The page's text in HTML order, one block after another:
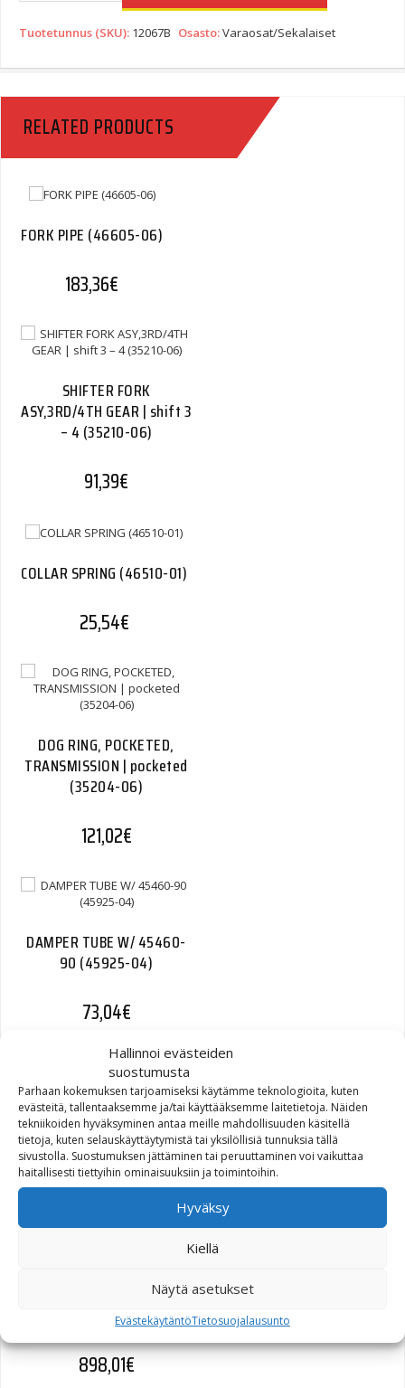
Hallinnoi evästeiden
suostumusta
Parhaan kokemuksen tarjoamiseksi käytämme teknologioita, kuten
evästeitä, tallentaaksemme ja/tai käyttääksemme laitetietoja. Näiden
tekniikoiden hyväksyminen antaa meille mahdollisuuden käsitellä
tietoja, kuten selauskäyttäytymistä tai yksilöllisiä tunnuksia tällä
sivustolla. Suostumuksen jättäminen tai peruuttaminen voi vaikuttaa
haitallisesti tiettyihin ominaisuuksiin ja toimintoihin.
Hyväksy
Kiellä
Näytä asetukset
EvästekäytäntöTietosuojalausunto
Quantity
Tuotetunnus (SKU): 12067B Osasto:Varaosat/Sekalaiset
RELATED PRODUCTS
FORK PIPE (46605-06)
183,36€
SHIFTER FORK
ASY,3RD/4TH GEAR | shift 3
– 4 (35210-06)
91,39€
COLLAR SPRING (46510-01)
25,54€
DOG RING, POCKETED,
TRANSMISSION | pocketed
(35204-06)
121,02€
DAMPER TUBE W/ 45460-
90 (45925-04)
73,04€
GASKET CHAIN INSPECTION
COVER (34990-08)
7,03€
FRAME LOWER RIGHT
(47988-05)
898,01€